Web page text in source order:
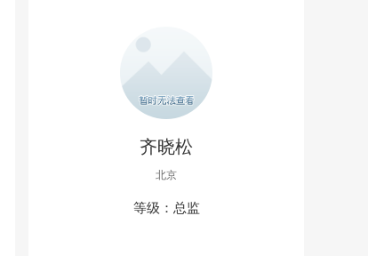
齐晓松
北京
等级：总监